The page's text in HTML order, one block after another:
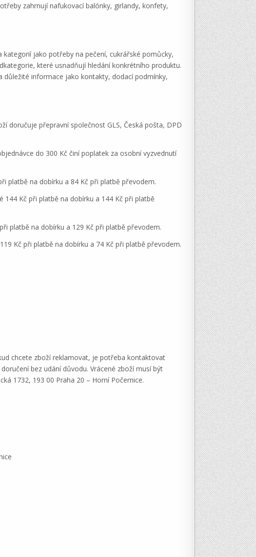
zahrnují nafukovací balónky, girlandy, konfety,
jako potřeby na pečení, cukrářské pomůcky,
které usnadňují hledání konkrétního produktu.
důležité informace jako kontakty, dodací podmínky,
doručuje přepravní společnost GLS, Česká pošta, DPD
do 300 Kč činí poplatek za osobní vyzvednutí
platbě na dobírku a 84 Kč při platbě převodem.
144 Kč při platbě na dobírku a 144 Kč při platbě
platbě na dobírku a 129 Kč při platbě převodem.
Kč při platbě na dobírku a 74 Kč při platbě převodem.
chcete zboží reklamovat, je potřeba kontaktovat
bez udání důvodu. Vrácené zboží musí být
1732, 193 00 Praha 20 – Horní Počernice.